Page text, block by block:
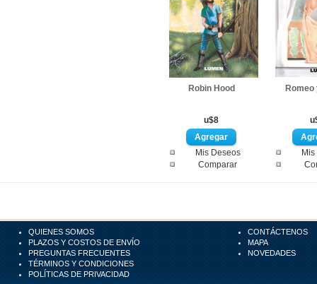
Robin Hood
u$8
Mis Deseos
Comparar
QUIENES SOMOS
PLAZOS Y COSTOS DE ENVÍO
PREGUNTAS FRECUENTES
TÉRMINOS Y CONDICIONES
POLÍTICAS DE PRIVACIDAD
CONTÁCTENOS
MAPA
NOVEDADES